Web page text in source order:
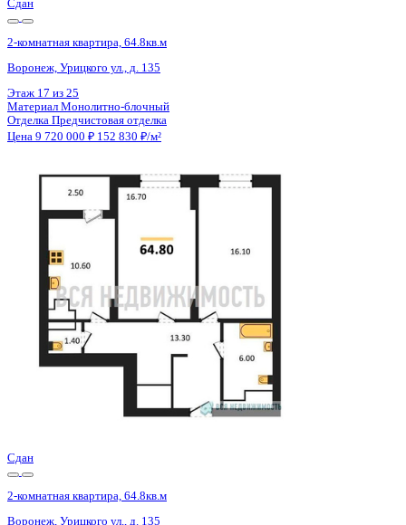
№ Квартиры
Тип сделки
Общая площадь63.50 м²
Строительная площадь64.80 м²
Жилая площадь32.80 м²
Площадь кухни
Высота потолков2.74 м
ОтделкаПредчистовая отделка
СанузелНесколько
ЛифтДа
Изолированные комнаты
Онлайн показДа
Похожие объекты